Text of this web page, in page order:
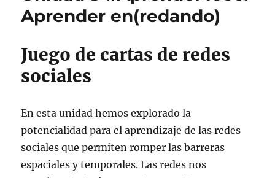
Aprender en(redando)
Juego de cartas de redes
sociales
En esta unidad hemos explorado la
potencialidad para el aprendizaje de las redes
sociales que permiten romper las barreras
espaciales y temporales. Las redes nos